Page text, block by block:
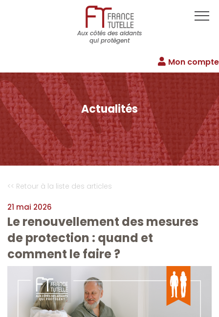
Aux côtés des aidants
qui protègent
Mon compte
Actualités
<< Retour à la liste des articles
21 mai 2026
Le renouvellement des mesures
de protection : quand et
comment le faire ?